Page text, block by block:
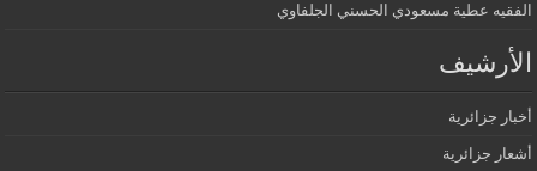
الفقيه عطية مسعودي الحسني الجلفاوي
الأرشيف
أخبار جزائرية
أشعار جزائرية